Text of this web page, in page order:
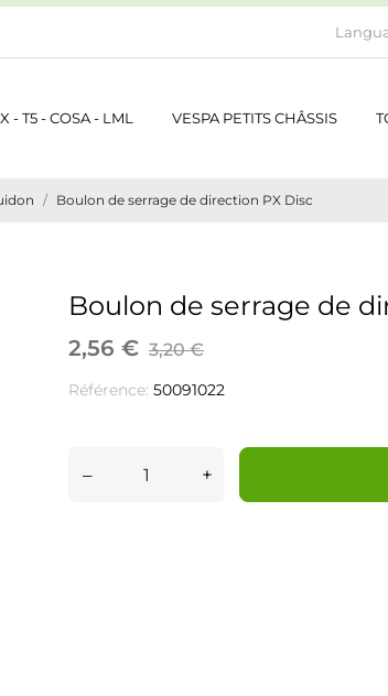
- T5 - COSA - LML VESPA PETITS CHÂSSIS
Boulon de serrage de direction PX Disc
Boulon de serrage de
2,56 € 3,20 €
Référence: 50091022
– +